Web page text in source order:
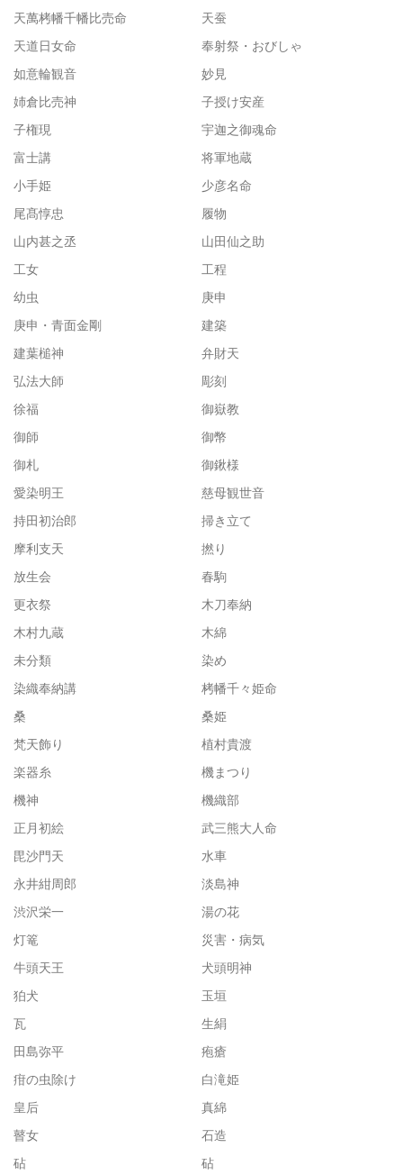
天萬栲幡千幡比売命
天蚕
天道日女命
奉射祭・おびしゃ
如意輪観音
妙見
姉倉比売神
子授け安産
子権現
宇迦之御魂命
富士講
将軍地蔵
小手姫
少彦名命
尾髙惇忠
履物
山内甚之丞
山田仙之助
工女
工程
幼虫
庚申
庚申・青面金剛
建築
建葉槌神
弁財天
弘法大師
彫刻
徐福
御嶽教
御師
御幣
御札
御鍬様
愛染明王
慈母観世音
持田初治郎
掃き立て
摩利支天
撚り
放生会
春駒
更衣祭
木刀奉納
木村九蔵
木綿
未分類
染め
染織奉納講
栲幡千々姫命
桑
桑姫
梵天飾り
植村貴渡
楽器糸
機まつり
機神
機織部
正月初絵
武三熊大人命
毘沙門天
水車
永井紺周郎
淡島神
渋沢栄一
湯の花
灯篭
災害・病気
牛頭天王
犬頭明神
狛犬
玉垣
瓦
生絹
田島弥平
疱瘡
疳の虫除け
白滝姫
皇后
真綿
瞽女
石造
砧
砧